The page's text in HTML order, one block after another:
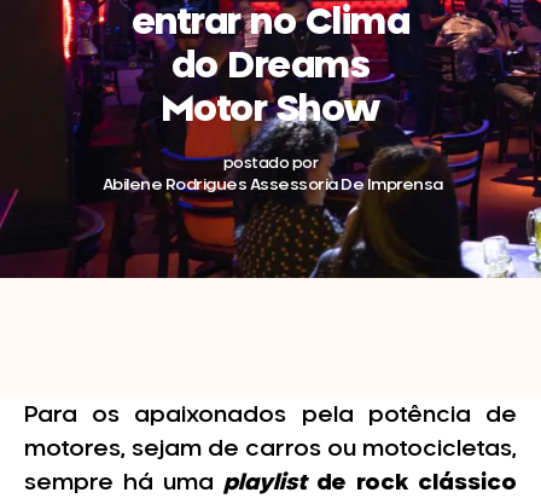
entrar no Clima
do Dreams
Motor Show
postado por
Abilene Rodrigues Assessoria De Imprensa
Para os apaixonados pela potência de
motores, sejam de carros ou motocicletas,
sempre há uma playlist de rock clássico